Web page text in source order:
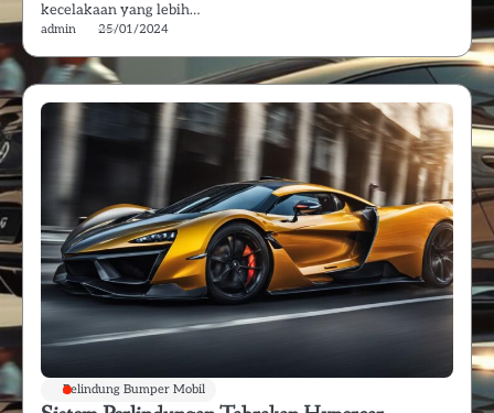
kecelakaan yang lebih…
admin 25/01/2024
Pelindung Bumper Mobil